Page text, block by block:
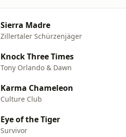
Sierra Madre
Zillertaler Schürzenjäger
Knock Three Times
Tony Orlando & Dawn
Karma Chameleon
Culture Club
Eye of the Tiger
Survivor